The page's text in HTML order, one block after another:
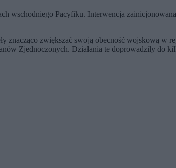
wschodniego Pacyfiku. Interwencja
znacząco zwiększać swoją obecność wojskową w
Zjednoczonych. Działania te doprowadziły do